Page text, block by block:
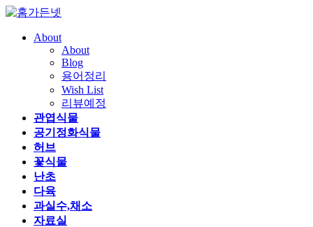
About
About
Blog
용어정리
Wish List
리뷰예정
관엽식물
공기정화식물
허브
꽃식물
난초
다육
과실수,채소
자료실